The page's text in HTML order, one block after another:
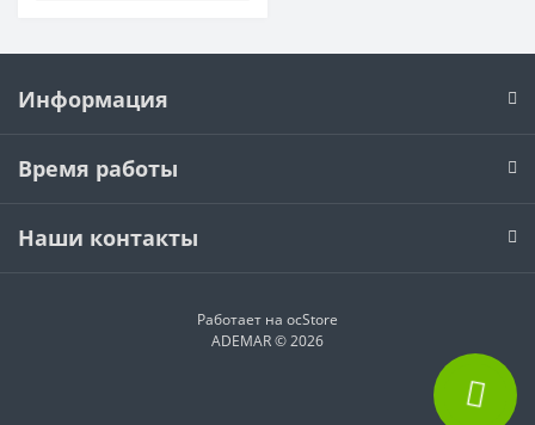
Информация
Время работы
Наши контакты
Работает на ocStore
ADEMAR © 2026